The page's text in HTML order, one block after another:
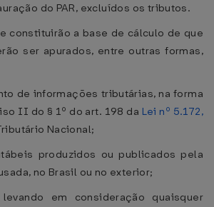
do PAR, excluídos os tributos.
constituirão a base de cálculo de que
ser apurados, entre outras formas,
de informações tributárias, na forma
II do § 1º do art. 198 da Lei nº 5.172,
Nacional;
produzidos ou publicados pela
no Brasil ou no exterior;
em consideração quaisquer